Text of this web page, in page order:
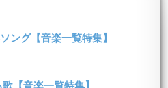
ング【音楽一覧特集】
【音楽一覧特集】